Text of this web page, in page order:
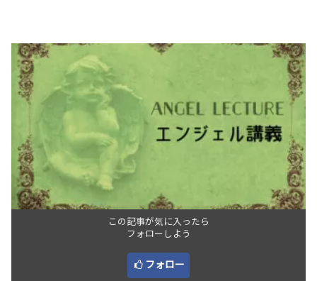
この記事が気に入ったら
フォローしよう
フォロー